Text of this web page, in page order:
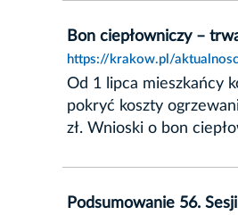
Bon ciepłowniczy –
https://krakow.pl/
Od 1 lipca mieszkańcy
pokryć koszty
zł. Wnioski o bon
Podsumowanie 56.